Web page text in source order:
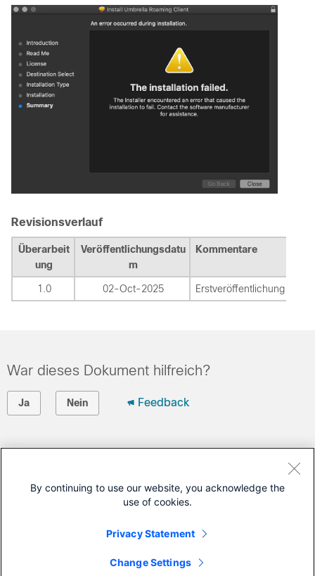
Revisionsverlauf
Überarbeit
ung
Veröffentlichungsdatu
m
Kommentare
1.0 02-Oct-2025 Erstveröffentlichung
War dieses Dokument hilfreich?
Ja Nein Feedback
Eine Supportanfrage öffnen
Cisco Servicevertrag
Dieses Dokument gilt für folgende Produkte.
By continuing to use our website, you acknowledge the
use of cookies.
Privacy Statement
Change Settings